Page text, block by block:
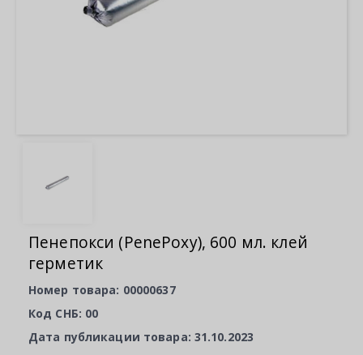
Пенепокси (PenePoxy), 600 мл. клей
герметик
Номер товара: 00000637
Код СНБ: 00
Дата публикации товара: 31.10.2023